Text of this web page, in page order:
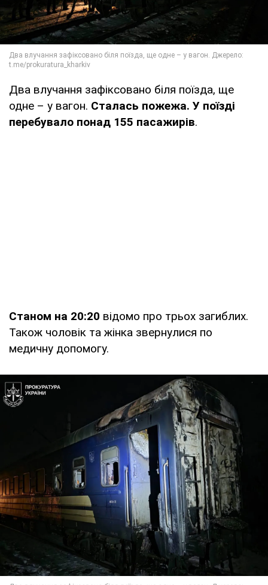
Два влучання зафіксовано біля поїзда, ще
одне – у вагон. Сталась пожежа. У поїзді
перебувало понад 155 пасажирів.
Станом на 20:20 відомо про трьох загиблих.
Також чоловік та жінка звернулися по
медичну допомогу.